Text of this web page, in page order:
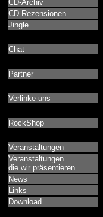
CD-Archiv
CD-Rezensionen
Jingle
Chat
Partner
Verlinke uns
RockShop
Veranstaltungen
Veranstaltungen
die wir präsentieren
News
Links
Download